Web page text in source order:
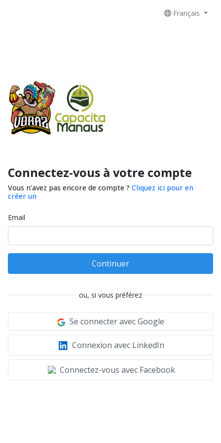
Français
Connectez-vous à votre compte
Vous n’avez pas encore de compte ? Cliquez ici pour en
créer un
Email
Continuer
ou, si vous préférez
Se connecter avec Google
Connexion avec LinkedIn
Connectez-vous avec Facebook